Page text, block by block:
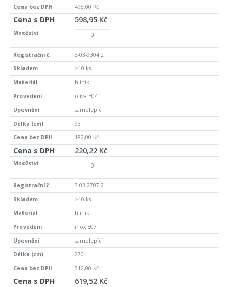
495,00 Kč
598,95 Kč
3-03-9304 2
>10 ks
hliník
oliva E04
samolepící
93
182,00 Kč
220,22 Kč
3-03-2707 2
>10 ks
hliník
inox E07
samolepící
270
512,00 Kč
619,52 Kč